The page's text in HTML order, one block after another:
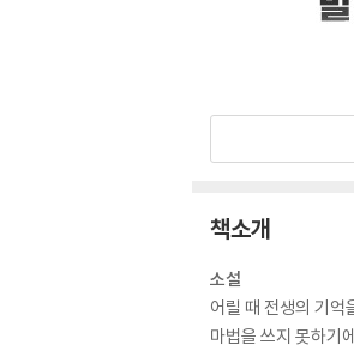
책소개
소설
어릴 때 전생의 기억
마법을 쓰지 못하기